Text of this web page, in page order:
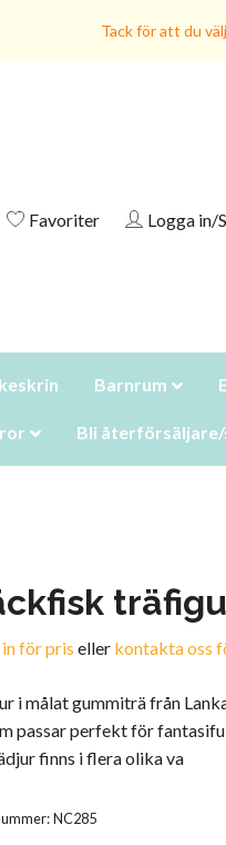
Tack för att du
Favoriter Logga in/
Barnrum
Bli
för pris eller kontakta oss
i målat gummiträ från
passar perfekt för
finns i flera olika va
NC285